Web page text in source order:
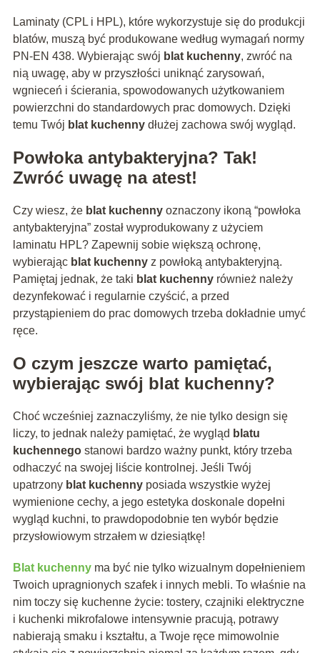
Laminaty (CPL i HPL), które wykorzystuje się do produkcji
blatów, muszą być produkowane według wymagań normy
PN-EN 438. Wybierając swój blat kuchenny, zwróć na
nią uwagę, aby w przyszłości uniknąć zarysowań,
wgnieceń i ścierania, spowodowanych użytkowaniem
powierzchni do standardowych prac domowych. Dzięki
temu Twój blat kuchenny dłużej zachowa swój wygląd.
Powłoka antybakteryjna? Tak!
Zwróć uwagę na atest!
Czy wiesz, że blat kuchennyoznaczony ikoną “powłoka
antybakteryjna” został wyprodukowany z użyciem
laminatu HPL? Zapewnij sobie większą ochronę,
wybierając blat kuchennyz powłoką antybakteryjną.
Pamiętaj jednak, że taki blat kuchennyrównież należy
dezynfekować i regularnie czyścić, a przed
przystąpieniem do prac domowych trzeba dokładnie umyć
ręce.
O czym jeszcze warto pamiętać,
wybierając swój blat kuchenny?
Choć wcześniej zaznaczyliśmy, że nie tylko design się
liczy, to jednak należy pamiętać, że wygląd blatu
kuchennegostanowi bardzo ważny punkt, który trzeba
odhaczyć na swojej liście kontrolnej. Jeśli Twój
upatrzony blat kuchenny posiada wszystkie wyżej
wymienione cechy, a jego estetyka doskonale dopełni
wygląd kuchni, to prawdopodobnie ten wybór będzie
przysłowiowym strzałem w dziesiątkę!
Blat kuchenny ma być nie tylko wizualnym dopełnieniem
Twoich upragnionych szafek i innych mebli. To właśnie na
nim toczy się kuchenne życie: tostery, czajniki elektryczne
i kuchenki mikrofalowe intensywnie pracują, potrawy
nabierają smaku i kształtu, a Twoje ręce mimowolnie